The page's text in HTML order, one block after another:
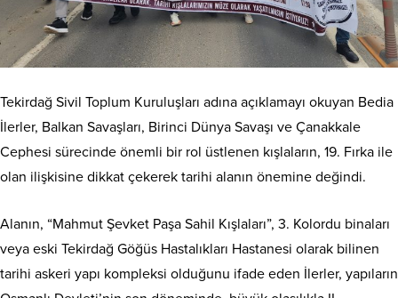
Tekirdağ Sivil Toplum Kuruluşları adına açıklamayı okuyan Bedia
İlerler, Balkan Savaşları, Birinci Dünya Savaşı ve Çanakkale
Cephesi sürecinde önemli bir rol üstlenen kışlaların, 19. Fırka ile
olan ilişkisine dikkat çekerek tarihi alanın önemine değindi.
Alanın, “Mahmut Şevket Paşa Sahil Kışlaları”, 3. Kolordu binaları
veya eski Tekirdağ Göğüs Hastalıkları Hastanesi olarak bilinen
tarihi askeri yapı kompleksi olduğunu ifade eden İlerler, yapıların